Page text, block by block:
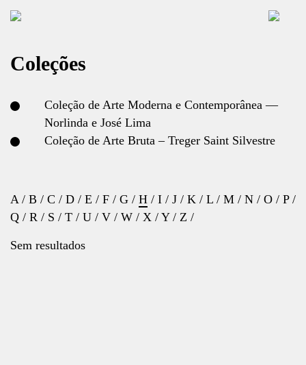
Coleções
Coleção de Arte Moderna e Contemporânea —
Norlinda e José Lima
Coleção de Arte Bruta – Treger Saint Silvestre
A/ B / C / D / E / F / G / H / I / J / K / L / M / N / O / P/
Q / R / S / T / U / V / W / X / Y/ Z /
Sem resultados